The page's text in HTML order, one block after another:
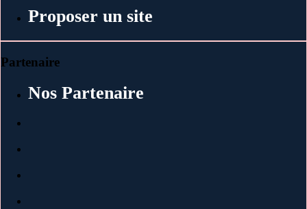
Proposer un site
Partenaire
Nos Partenaire